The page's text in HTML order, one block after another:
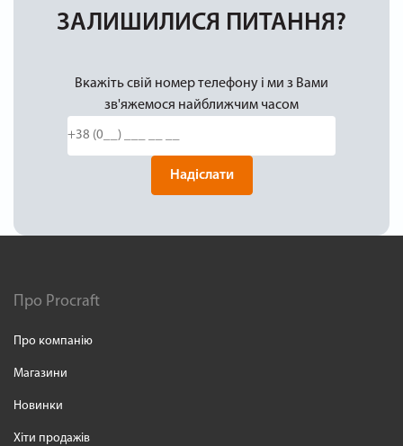
ЗАЛИШИЛИСЯ ПИТАННЯ?
Вкажіть свій номер телефону і ми з Вами
зв'яжемося найближчим часом
Надіслати
Про Procraft
Про компанію
Магазини
Новинки
Хіти продажів